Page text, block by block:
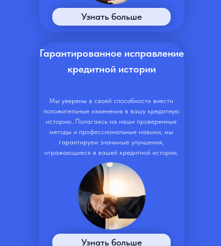
Узнать больше
Гарантированное исправление
кредитной истории
Мы уверены в своей способности внести
положительные изменения в вашу кредитную
историю. Полагаясь на наши проверенные
методы и профессиональные навыки, мы
гарантируем значимые улучшения,
отражающиеся в вашей кредитной истории.
Узнать больше